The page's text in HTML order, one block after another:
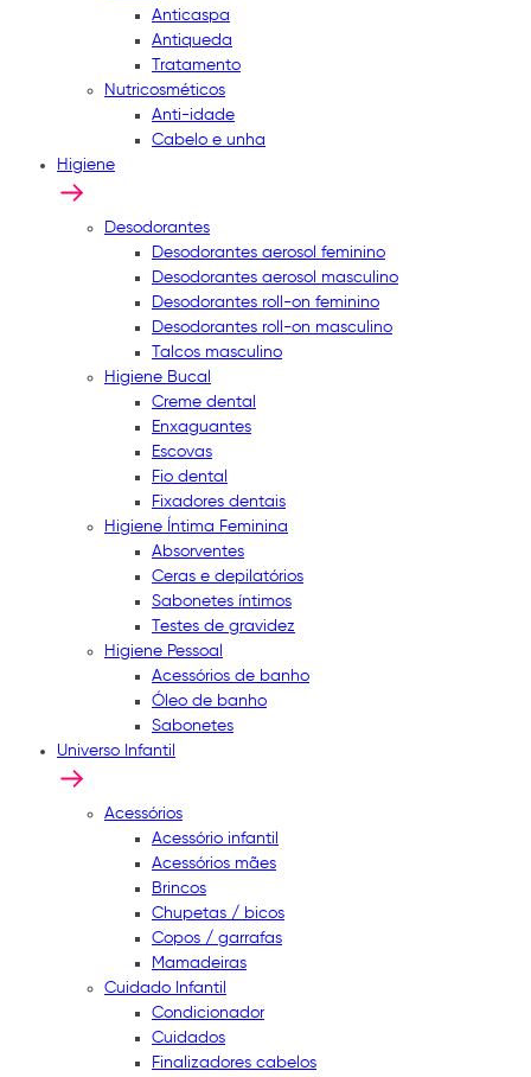
Anticaspa
Antiqueda
Tratamento
Nutricosméticos
Anti-idade
Cabelo e unha
Higiene
Desodorantes
Desodorantes aerosol feminino
Desodorantes aerosol masculino
Desodorantes roll-on feminino
Desodorantes roll-on masculino
Talcos masculino
Higiene Bucal
Creme dental
Enxaguantes
Escovas
Fio dental
Fixadores dentais
Higiene Íntima Feminina
Absorventes
Ceras e depilatórios
Sabonetes íntimos
Testes de gravidez
Higiene Pessoal
Acessórios de banho
Óleo de banho
Sabonetes
Universo Infantil
Acessórios
Acessório infantil
Acessórios mães
Brincos
Chupetas / bicos
Copos / garrafas
Mamadeiras
Cuidado Infantil
Condicionador
Cuidados
Finalizadores cabelos